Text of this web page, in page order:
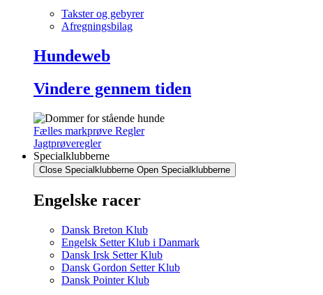
Takster og gebyrer
Afregningsbilag
Hundeweb
Vindere gennem tiden
Fælles markprøve Regler
Jagtprøveregler
Specialklubberne
Close Specialklubberne Open Specialklubberne
Engelske racer
Dansk Breton Klub
Engelsk Setter Klub i Danmark
Dansk Irsk Setter Klub
Dansk Gordon Setter Klub
Dansk Pointer Klub